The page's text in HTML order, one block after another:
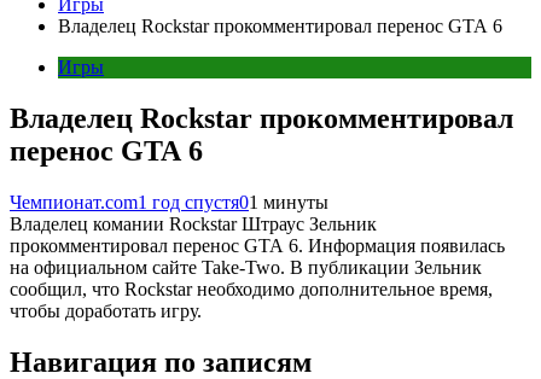
Владелец Rockstar прокомментировал перенос GTA 6
Игры
Владелец Rockstar прокомментировал
перенос GTA 6
Чемпионат.com1 год спустя01 минуты
Владелец комании Rockstar Штраус Зельник
прокомментировал перенос GTA 6. Информация появилась
на официальном сайте Take-Two. В публикации Зельник
сообщил, что Rockstar необходимо дополнительное время,
чтобы доработать игру.
Навигация по записям